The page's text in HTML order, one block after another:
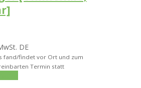
DE
fand/findet vor Ort und zum
Termin statt